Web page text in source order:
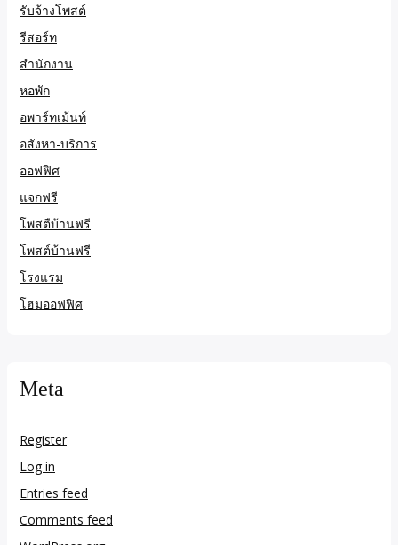
รับจ้างโพสต์
รีสอร์ท
สำนักงาน
หอพัก
อพาร์ทเม้นท์
อสังหา-บริการ
ออฟฟิศ
แจกฟรี
โพสตืบ้านฟรี
โพสต์บ้านฟรี
โรงแรม
โฮมออฟฟิศ
Meta
Register
Log in
Entries feed
Comments feed